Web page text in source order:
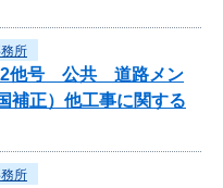
所
02他号 公共 道路メン
補正）他工事に関する
所